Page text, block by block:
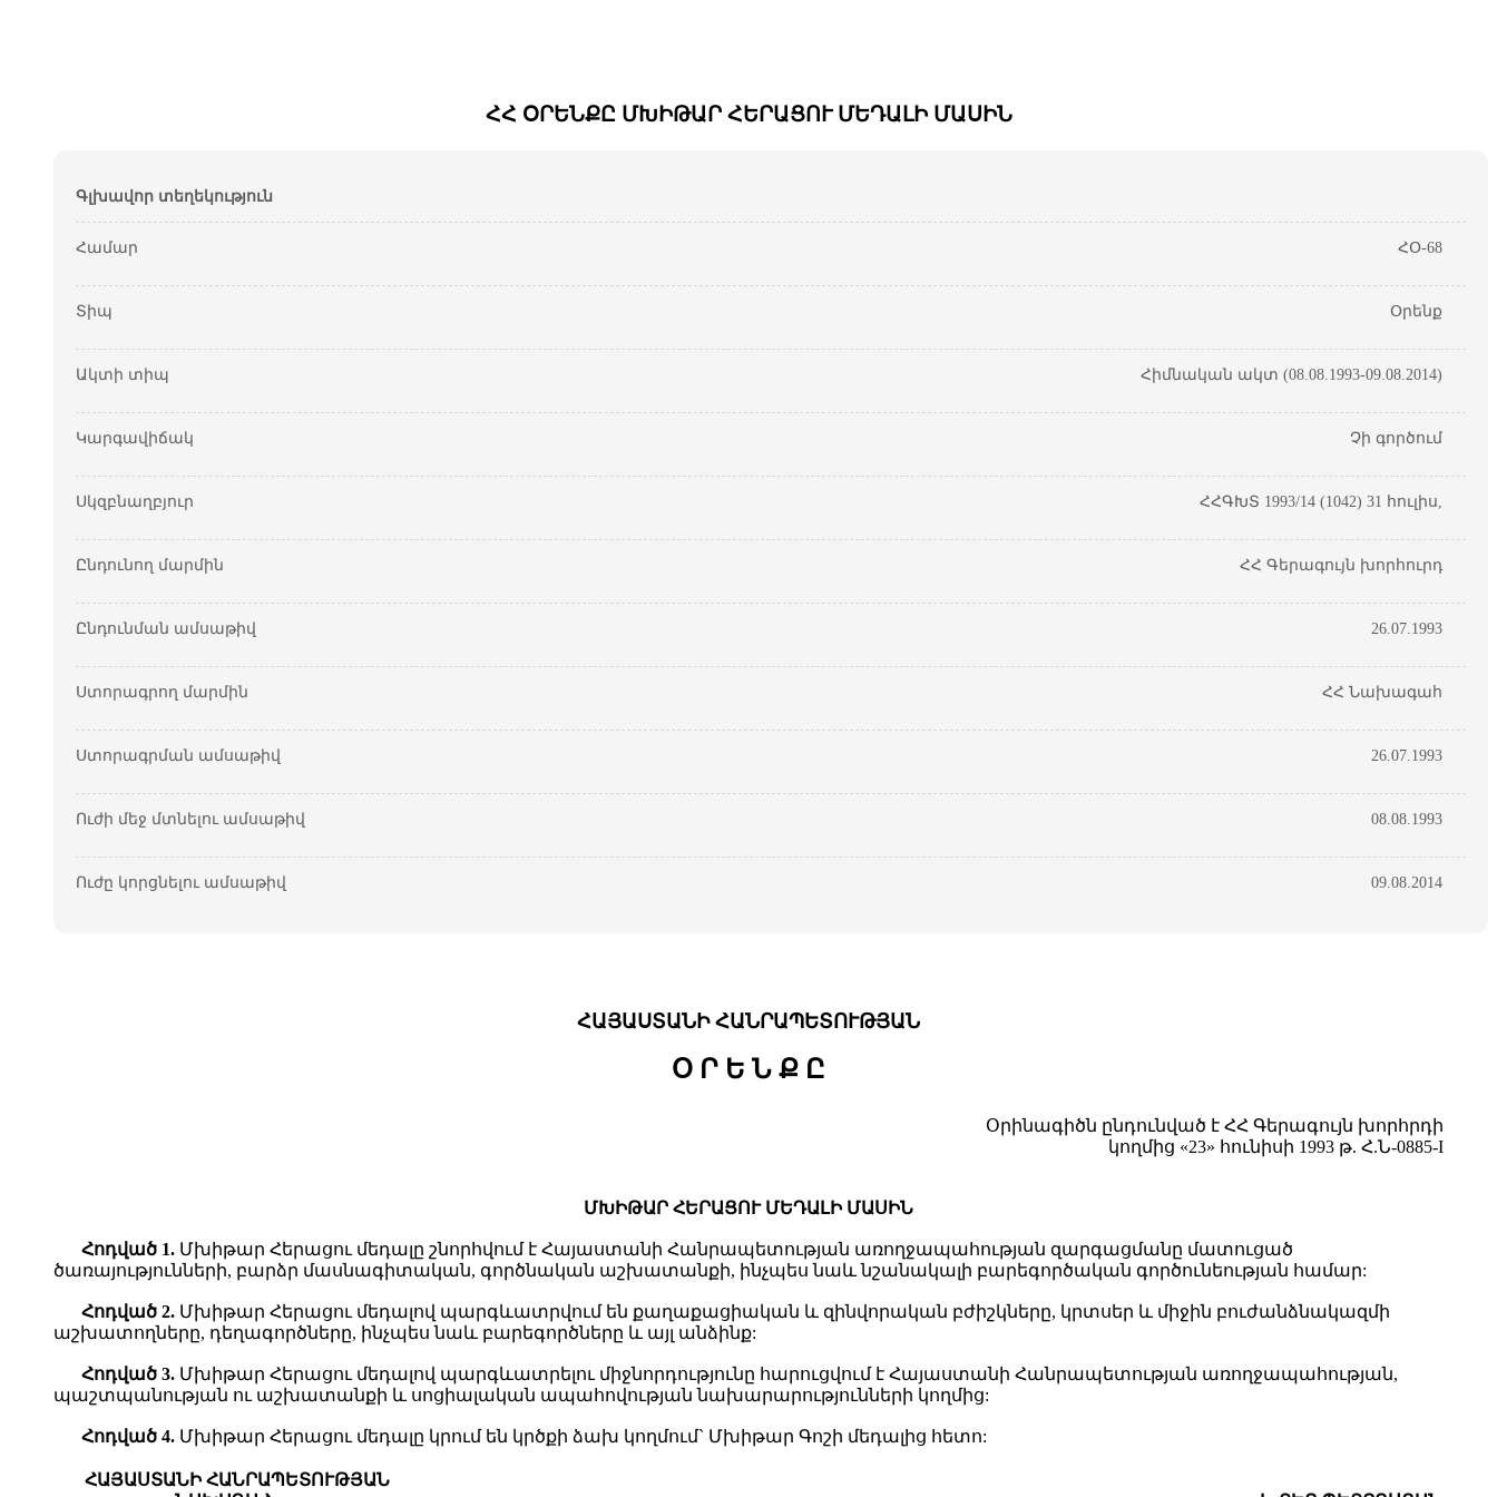
ՀՀ ՕՐԵՆՔԸ ՄԽԻԹԱՐ ՀԵՐԱՑՈՒ ՄԵԴԱԼԻ ՄԱՍԻՆ
Գլխավոր տեղեկություն
Համար ՀՕ-68
Տիպ Օրենք
Ակտի տիպ Հիմնական ակտ (08.08.1993-09.08.2014)
Կարգավիճակ Չի գործում
Սկզբնաղբյուր ՀՀԳԽՏ 1993/14 (1042) 31 հուլիս,
Ընդունող մարմին ՀՀ Գերագույն խորհուրդ
Ընդունման ամսաթիվ 26.07.1993
Ստորագրող մարմին ՀՀ Նախագահ
Ստորագրման ամսաթիվ 26.07.1993
Ուժի մեջ մտնելու ամսաթիվ 08.08.1993
Ուժը կորցնելու ամսաթիվ 09.08.2014
ՀԱՅԱՍՏԱՆԻ ՀԱՆՐԱՊԵՏՈՒԹՅԱՆ
Օ Ր Ե Ն Ք Ը
Օրինագիծն ընդունված է ՀՀ Գերագույն խորհրդի
կողմից «23» հունիսի 1993 թ. Հ.Ն-0885-I
ՄԽԻԹԱՐ ՀԵՐԱՑՈՒ ՄԵԴԱԼԻ ՄԱՍԻՆ
Հոդված 1. Մխիթար Հերացու մեդալը շնորհվում է Հայաստանի Հանրապետության առողջապահության զարգացմանը մատուցած
ծառայությունների, բարձր մասնագիտական, գործնական աշխատանքի, ինչպես նաև նշանակալի բարեգործական գործունեության համար:
Հոդված 2. Մխիթար Հերացու մեդալով պարգևատրվում են քաղաքացիական և զինվորական բժիշկները, կրտսեր և միջին բուժանձնակազմի
աշխատողները, դեղագործները, ինչպես նաև բարեգործները և այլ անձինք:
Հոդված 3. Մխիթար Հերացու մեդալով պարգևատրելու միջնորդությունը հարուցվում է Հայաստանի Հանրապետության առողջապահության,
պաշտպանության ու աշխատանքի և սոցիալական ապահովության նախարարությունների կողմից:
Հոդված 4. Մխիթար Հերացու մեդալը կրում են կրծքի ձախ կողմում` Մխիթար Գոշի մեդալից հետո:
ՀԱՅԱՍՏԱՆԻ ՀԱՆՐԱՊԵՏՈՒԹՅԱՆ